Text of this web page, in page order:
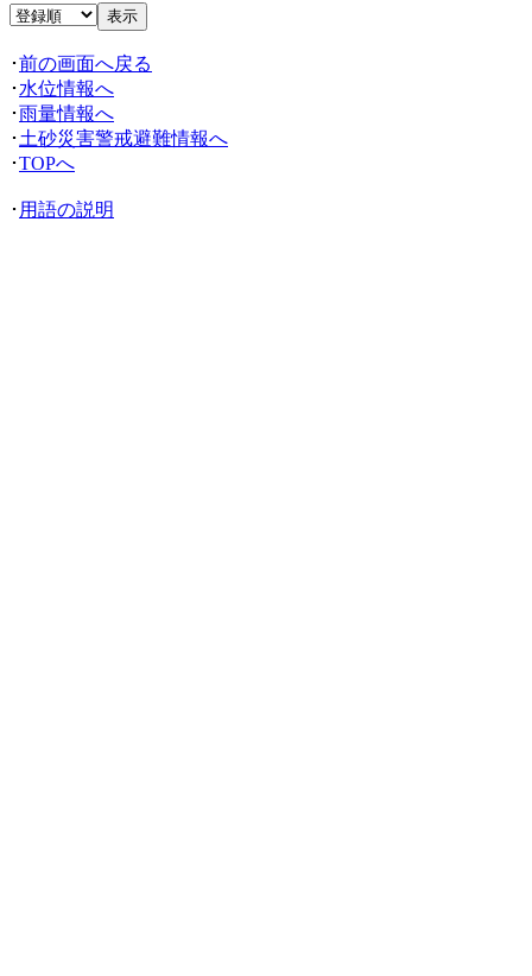
･前の画面へ戻る
･ 水位情報へ
･雨量情報へ
･ 土砂災害警戒避難情報へ
･TOPへ
･ 用語の説明